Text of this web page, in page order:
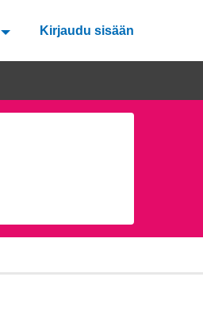
Valitse kieli Välj språk
Kirjaudu sisään